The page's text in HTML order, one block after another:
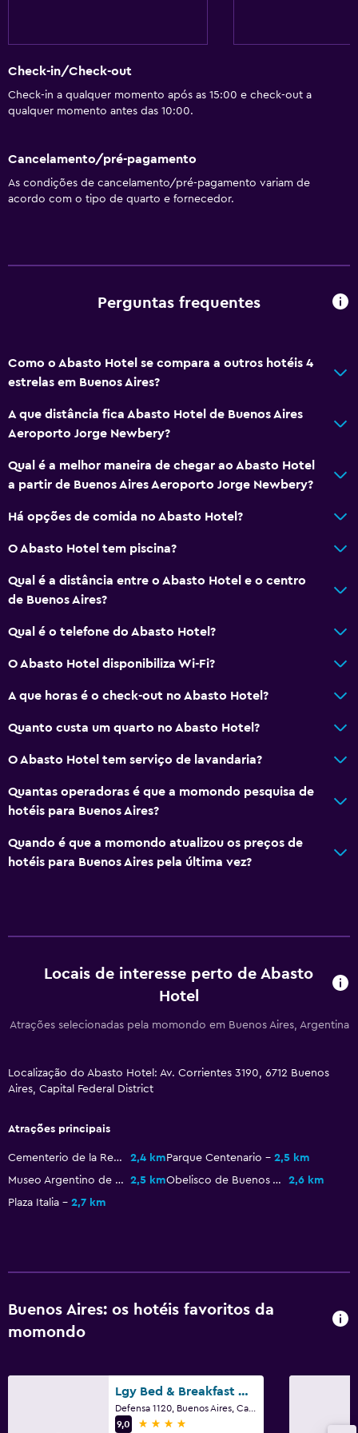
Centro de negócios
Aluguer de carros
Serviço de despertador
Câmbio
Instalações para reuniões/banquetes
Acesso com cartão
Cofre
Casa de banho
Secador de cabelo
WC privativo
Chuveiro
Touca para banho
Banheira
Bidê
Escova de dentes
Armazém disponível
Solário
Vista da cidade
Restaurantes
Restaurante
As refeições podem ser entregues no quarto
Minibar
Pequeno-almoço no quarto
Fervedor para chá/café
Quarto para não fumadores
Elevador
WC com barras de apoio
Pisos superiores acessíveis por elevador
Check-in/Check-out
Check-in a qualquer momento após as 15:00 e check-out a
qualquer momento antes das 10:00.
Cancelamento/pré-pagamento
As condições de cancelamento/pré-pagamento variam de
acordo com o tipo de quarto e fornecedor.
Perguntas frequentes
Como o Abasto Hotel se compara a outros hotéis 4
estrelas em Buenos Aires?
A que distância fica Abasto Hotel de Buenos Aires
Aeroporto Jorge Newbery?
Qual é a melhor maneira de chegar ao Abasto Hotel
a partir de Buenos Aires Aeroporto Jorge Newbery?
Há opções de comida no Abasto Hotel?
O Abasto Hotel tem piscina?
Qual é a distância entre o Abasto Hotel e o centro
de Buenos Aires?
Qual é o telefone do Abasto Hotel?
O Abasto Hotel disponibiliza Wi-Fi?
A que horas é o check-out no Abasto Hotel?
Quanto custa um quarto no Abasto Hotel?
O Abasto Hotel tem serviço de lavandaria?
Quantas operadoras é que a momondo pesquisa de
hotéis para Buenos Aires?
Quando é que a momondo atualizou os preços de
hotéis para Buenos Aires pela última vez?
Locais de interesse perto de Abasto
Hotel
Atrações selecionadas pela momondo em Buenos Aires, Argentina
Localização do Abasto Hotel: Av. Corrientes 3190, 6712 Buenos
Aires, Capital Federal District
Atrações principais
Cementerio de la Recoleta 2,4 kmParque Centenario
2,5 km
Museo Argentino de Ciencias Naturales
2,5 km Obelisco de Buenos Aires
2,6 km
Plaza Italia
2,7 km
Buenos Aires: os hotéis favoritos da
momondo
Lgy Bed & Breakfast Only Men
9,0
4 estrelas